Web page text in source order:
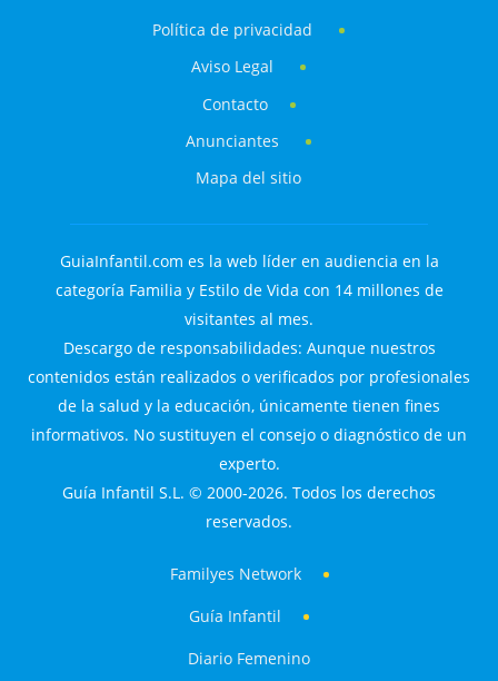
Política de privacidad
Aviso Legal
Contacto
Anunciantes
Mapa del sitio
GuiaInfantil.com es la web líder en audiencia en la
categoría Familia y Estilo de Vida con 14 millones de
visitantes al mes.
Descargo de responsabilidades: Aunque nuestros
contenidos están realizados o verificados por profesionales
de la salud y la educación, únicamente tienen fines
informativos. No sustituyen el consejo o diagnóstico de un
experto.
Guía Infantil S.L. © 2000-2026. Todos los derechos
reservados.
Familyes Network
Guía Infantil
Diario Femenino